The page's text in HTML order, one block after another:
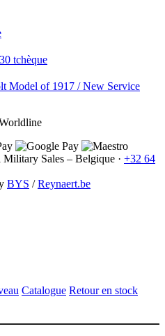
tchèque
Model of 1917 / New Service
Sales – Belgique · +32 64
BYS /Reynaert.be
Catalogue Retour en stock